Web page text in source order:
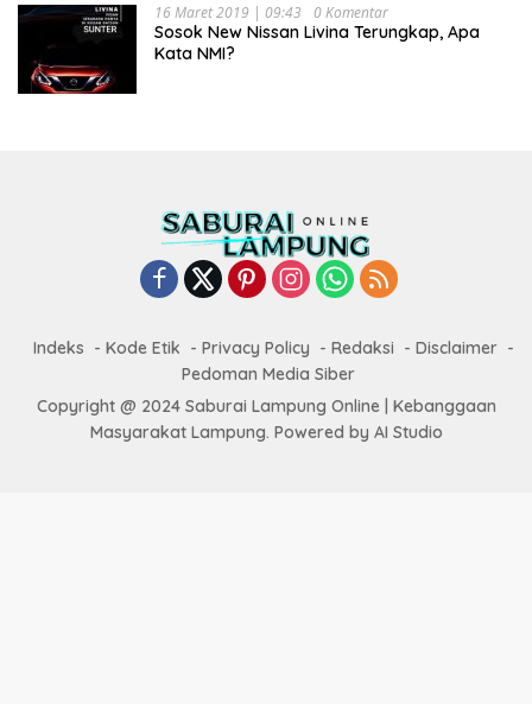
16 Maret 2019 | 09:43 0 Komentar
Sosok New Nissan Livina Terungkap, Apa
Kata NMI?
Indeks Kode Etik Privacy Policy Redaksi
Disclaimer
Pedoman Media Siber
Copyright @ 2024 Saburai Lampung Online | Kebanggaan
Masyarakat Lampung. Powered by AI Studio